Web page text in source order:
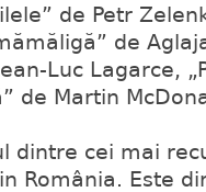
de Petr
de
Luc Lagarce,
de Martin
dintre cei mai
România. Este